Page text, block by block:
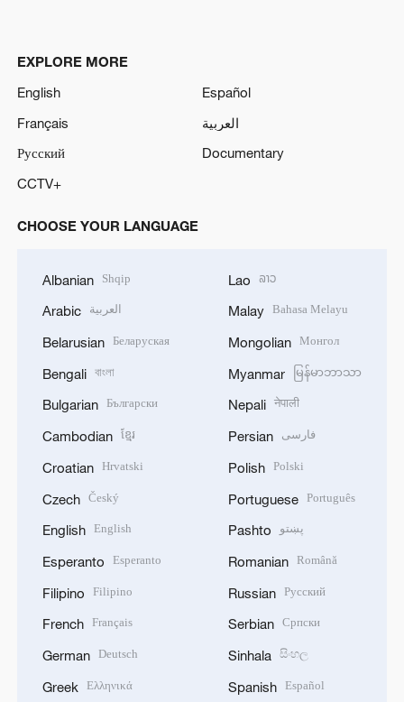
EXPLORE MORE
English
Español
Français
العربية
Русский
Documentary
CCTV+
CHOOSE YOUR LANGUAGE
Albanian Shqip
Arabic العربية
Belarusian Беларуская
Bengali বাংলা
Bulgarian Български
Cambodian ខ្មែរ
Croatian Hrvatski
Czech Český
English English
Esperanto Esperanto
Filipino Filipino
French Français
German Deutsch
Greek Ελληνικά
Lao ລາວ
Malay Bahasa Melayu
Mongolian Монгол
Myanmar မြန်မာဘာသာ
Nepali नेपाली
Persian فارسی
Polish Polski
Portuguese Português
Pashto پښتو
Romanian Română
Russian Русский
Serbian Српски
Sinhala සිංහල
Spanish Español